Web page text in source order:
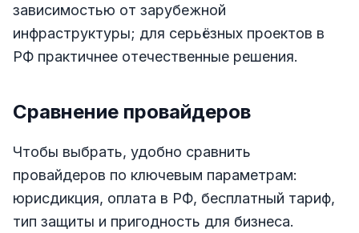
зависимостью от зарубежной
инфраструктуры; для серьёзных проектов в
РФ практичнее отечественные решения.
Сравнение провайдеров
Чтобы выбрать, удобно сравнить
провайдеров по ключевым параметрам:
юрисдикция, оплата в РФ, бесплатный тариф,
тип защиты и пригодность для бизнеса.